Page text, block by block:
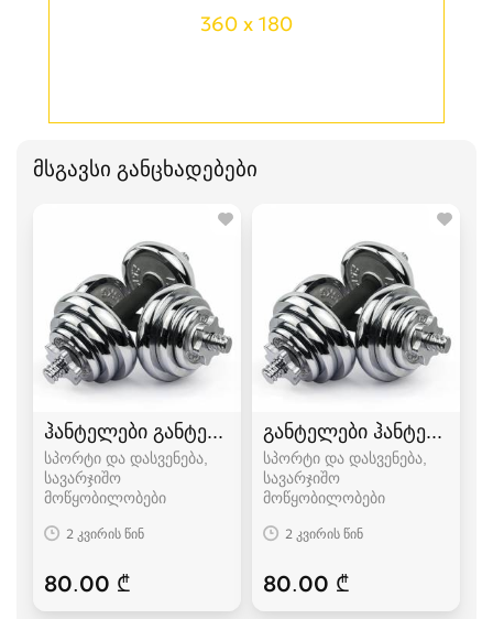
360 x 180
მსგავსი განცხადებები
ჰანტელები განტელი
სპორტი და დასვენება,
სავარჯიშო
მოწყობილობები
2 კვირის წინ
80.00 ₾
განტელები ჰანტელები
სპორტი და დასვენება,
სავარჯიშო
მოწყობილობები
2 კვირის წინ
80.00 ₾